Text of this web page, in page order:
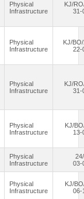
Physical
Infrastructure
KJ/
31-
Physical
Infrastructure
KJ/
22-
Physical
Infrastructure
KJ/
31-
Physical
Infrastructure
KJ/
13-
Physical
Infrastructure
03-
Physical
Infrastructure
KJ/
06-